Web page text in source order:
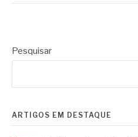
Pesquisar
ARTIGOS EM DESTAQUE